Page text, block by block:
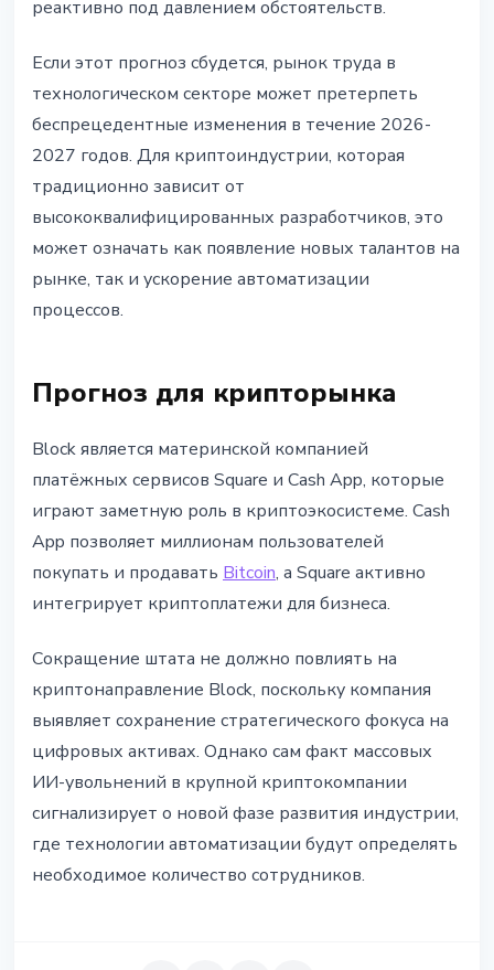
реактивно под давлением обстоятельств.
Если этот прогноз сбудется, рынок труда в
технологическом секторе может претерпеть
беспрецедентные изменения в течение 2026-
2027 годов. Для криптоиндустрии, которая
традиционно зависит от
высококвалифицированных разработчиков, это
может означать как появление новых талантов на
рынке, так и ускорение автоматизации
процессов.
Прогноз для крипторынка
Block является материнской компанией
платёжных сервисов Square и Cash App, которые
играют заметную роль в криптоэкосистеме. Cash
App позволяет миллионам пользователей
покупать и продавать Bitcoin, а Square активно
интегрирует криптоплатежи для бизнеса.
Сокращение штата не должно повлиять на
криптонаправление Block, поскольку компания
выявляет сохранение стратегического фокуса на
цифровых активах. Однако сам факт массовых
ИИ-увольнений в крупной криптокомпании
сигнализирует о новой фазе развития индустрии,
где технологии автоматизации будут определять
необходимое количество сотрудников.